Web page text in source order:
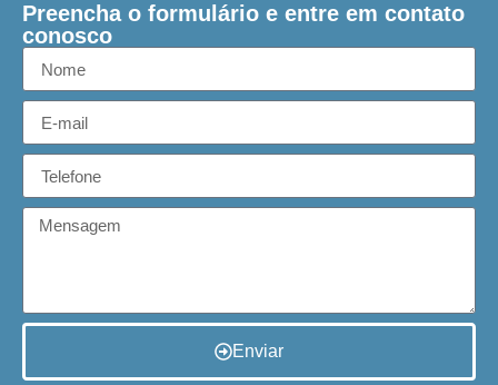
Preencha o formulário e entre em contato
conosco
Enviar